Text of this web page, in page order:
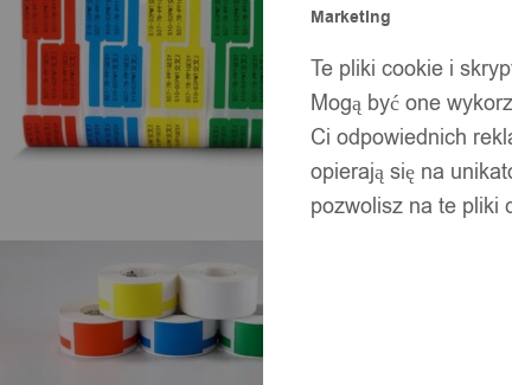
Marketing
Te pliki cookie i
Mogą być one
Ci odpowiednich
opierają się na
pozwolisz na te pliki